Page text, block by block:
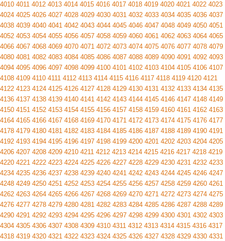
4010 4011 4012 4013 4014 4015 4016 4017 4018 4019 4020 4021 4022 4023
4024 4025 4026 4027 4028 4029 4030 4031 4032 4033 4034 4035 4036 4037
4038 4039 4040 4041 4042 4043 4044 4045 4046 4047 4048 4049 4050 4051
4052 4053 4054 4055 4056 4057 4058 4059 4060 4061 4062 4063 4064 4065
4066 4067 4068 4069 4070 4071 4072 4073 4074 4075 4076 4077 4078 4079
4080 4081 4082 4083 4084 4085 4086 4087 4088 4089 4090 4091 4092 4093
4094 4095 4096 4097 4098 4099 4100 4101 4102 4103 4104 4105 4106 4107
4108 4109 4110 4111 4112 4113 4114 4115 4116 4117 4118 4119 4120 4121
4122 4123 4124 4125 4126 4127 4128 4129 4130 4131 4132 4133 4134 4135
4136 4137 4138 4139 4140 4141 4142 4143 4144 4145 4146 4147 4148 4149
4150 4151 4152 4153 4154 4155 4156 4157 4158 4159 4160 4161 4162 4163
4164 4165 4166 4167 4168 4169 4170 4171 4172 4173 4174 4175 4176 4177
4178 4179 4180 4181 4182 4183 4184 4185 4186 4187 4188 4189 4190 4191
4192 4193 4194 4195 4196 4197 4198 4199 4200 4201 4202 4203 4204 4205
4206 4207 4208 4209 4210 4211 4212 4213 4214 4215 4216 4217 4218 4219
4220 4221 4222 4223 4224 4225 4226 4227 4228 4229 4230 4231 4232 4233
4234 4235 4236 4237 4238 4239 4240 4241 4242 4243 4244 4245 4246 4247
4248 4249 4250 4251 4252 4253 4254 4255 4256 4257 4258 4259 4260 4261
4262 4263 4264 4265 4266 4267 4268 4269 4270 4271 4272 4273 4274 4275
4276 4277 4278 4279 4280 4281 4282 4283 4284 4285 4286 4287 4288 4289
4290 4291 4292 4293 4294 4295 4296 4297 4298 4299 4300 4301 4302 4303
4304 4305 4306 4307 4308 4309 4310 4311 4312 4313 4314 4315 4316 4317
4318 4319 4320 4321 4322 4323 4324 4325 4326 4327 4328 4329 4330 4331